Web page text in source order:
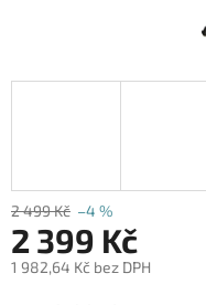
2 499 Kč –4 %
2 399 Kč
1 982,64 Kč bez DPH